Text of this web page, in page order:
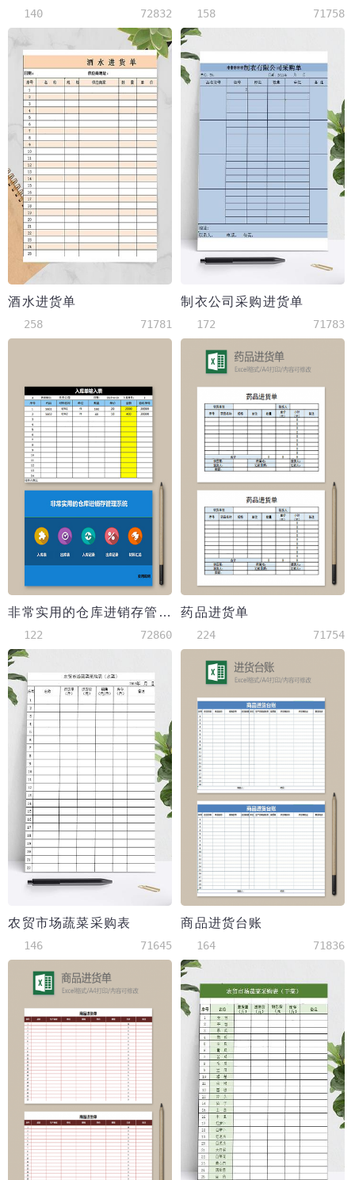
140 72832 158 71758
酒水进货单
258 71781
制衣公司采购进货单
172 71783
非常实用的仓库进销存管理系统
122 72860
药品进货单
224 71754
农贸市场蔬菜采购表
146 71645
商品进货台账
164 71836